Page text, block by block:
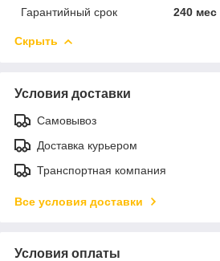
Гарантийный срок 240 мес
Скрыть
Условия доставки
Самовывоз
Доставка курьером
Транспортная компания
Все условия доставки
Условия оплаты